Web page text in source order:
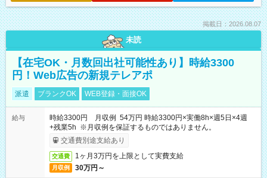
掲載日：2026.08.07
未読
【在宅OK・月数回出社可能性あり】時給3300
円！Web広告の新規テレアポ
派遣 ブランクOK WEB登録・面接OK
給与
時給3300円 月収例 54万円 時給3300円×実働8h×週5日×4週
+残業5h ※月収例を保証するものではありません。
交通費別途支給あり
交通費 1ヶ月3万円を上限として実費支給
月収例 30万円～